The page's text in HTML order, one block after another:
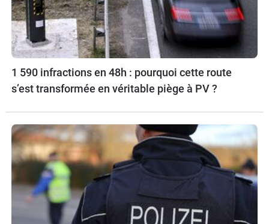
1 590 infractions en 48h : pourquoi cette route
s’est transformée en véritable piège à PV ?